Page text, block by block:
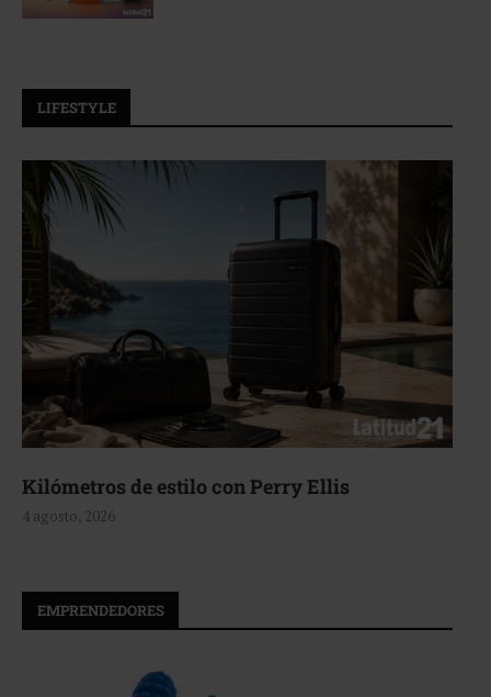
LIFESTYLE
Aerie, texturas que fluyen
4 agosto, 2026
EMPRENDEDORES